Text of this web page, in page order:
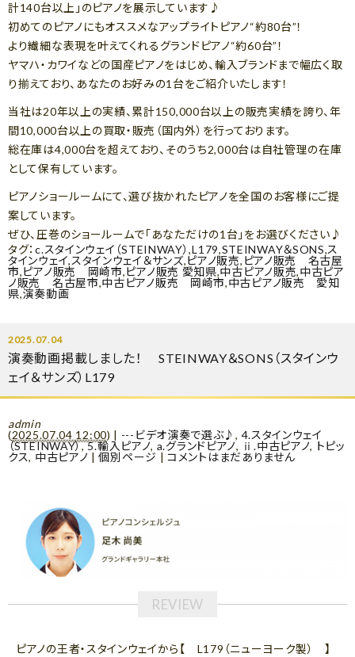
計140台以上」のピアノを展示しています♪
初めてのピアノにもオススメなアップライトピアノ“約80台”！
より繊細な表現を叶えてくれるグランドピアノ“約60台”！
ヤマハ・カワイなどの国産ピアノをはじめ、輸入ブランドまで幅広く取
り揃えており、あなたのお好みの1台をご紹介いたします！
当社は20年以上の実績、累計150,000台以上の販売実績を誇り、年
間10,000台以上の買取・販売（国内外）を行っております。
総在庫は4,000台を超えており、そのうち2,000台は自社管理の在庫
として保有しています。
ピアノショールームにて、選び抜かれたピアノを全国のお客様にご提
案しています。
ぜひ、圧巻のショールームで「あなただけの1台」をお選びください♪
タグ：c.スタインウェイ（STEINWAY）,L179,STEINWAY＆SONS,ス
タインウェイ,スタインウェイ＆サンズ,ピアノ販売, ピアノ販売 名古屋
市,ピアノ販売 岡崎市,ピアノ販売 愛知県,中古ピアノ販売,中古ピア
ノ販売 名古屋市,中古ピアノ販売 岡崎市,中古ピアノ販売 愛知
県,演奏動画
2025.07.04
演奏動画掲載しました！ STEINWAY＆SONS（スタインウ
ェイ＆サンズ）L179
admin
(2025.07.04 12:00) | ---ビデオ演奏で選ぶ♪, 4.スタインウェイ
（STEINWAY）,5.輸入ピアノ, a.グランドピアノ, ⅱ.中古ピアノ, トピッ
クス, 中古ピアノ |個別ページ |コメントはまだありません
ピアノの王者・スタインウェイから【 L179（ニューヨーク製） 】